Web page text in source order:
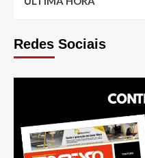
Redes Sociais